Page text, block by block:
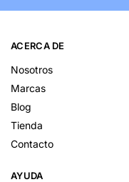
ACERCA DE
Nosotros
Marcas
Blog
Tienda
Contacto
AYUDA